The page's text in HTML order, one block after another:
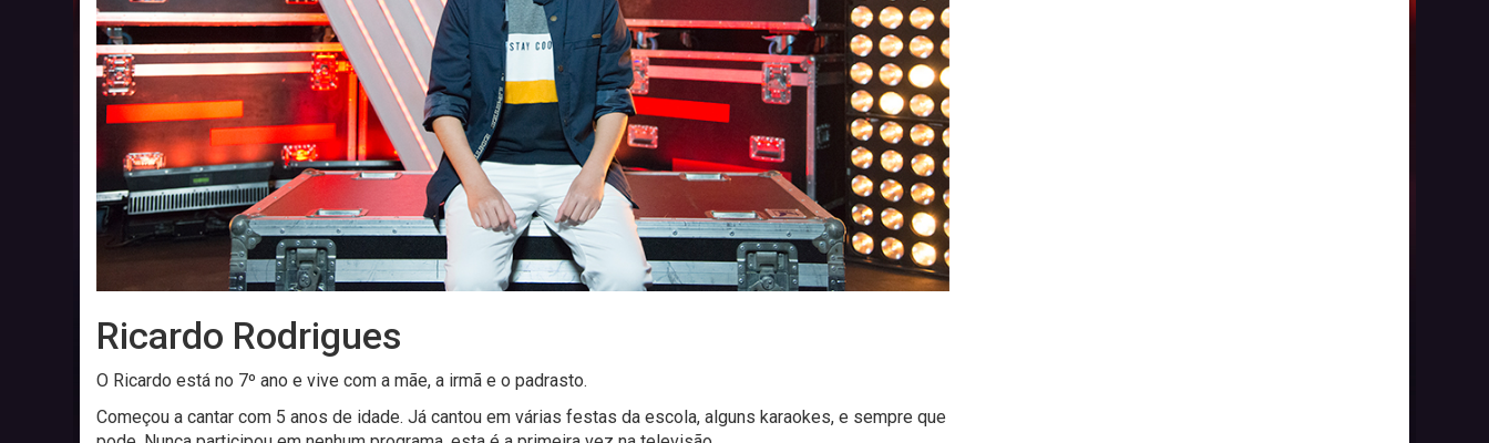
Ricardo Rodrigues
O Ricardo está no 7º ano e vive com a mãe, a irmã e o padrasto.
Começou a cantar com 5 anos de idade. Já cantou em várias festas da escola, alguns karaokes, e sempre que